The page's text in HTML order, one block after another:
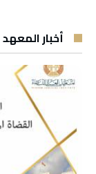
أخبار المعهد